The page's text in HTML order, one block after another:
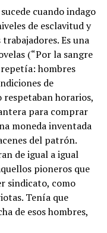
cuando indago
de esclavitud y
Es una
(“Por la sangre
repetía: hombres
de
respetaban horarios,
para comprar
moneda inventada
del patrón.
de igual a igual
pioneros que
sindicato, como
Tenía que
de esos hombres,